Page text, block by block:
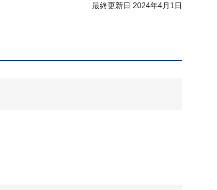
最終更新日 2024年4月1日